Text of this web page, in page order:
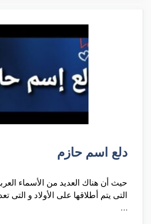
دلع اسم حازم
حيث أن هناك العديد من الأسماء
التى يتم أطلاقها على الأولاد و التى
…